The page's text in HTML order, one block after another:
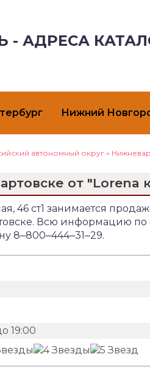
- АДРЕСА
Нижний
автономный округ »
от "Lorena
46 ст1 занимается
Всю информацию
8‒800‒444‒31‒29.
19:00